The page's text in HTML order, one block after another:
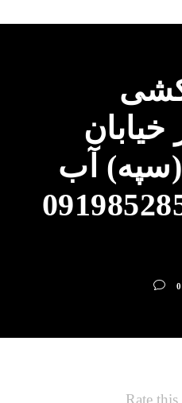
کشی
آب
09198528524
0
Rate this